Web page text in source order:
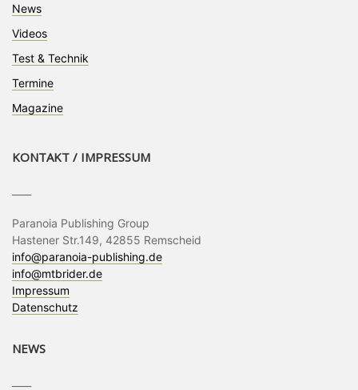
News
Videos
Test & Technik
Termine
Magazine
KONTAKT / IMPRESSUM
Paranoia Publishing Group
Hastener Str.149, 42855 Remscheid
info@paranoia-publishing.de
info@mtbrider.de
Impressum
Datenschutz
NEWS